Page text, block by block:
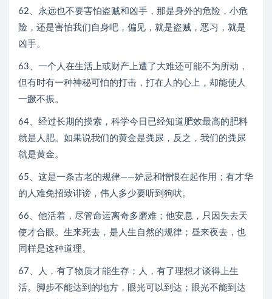
62、永远也不要害怕盗贼和凶手，那是身外的危险，小危
险，还是害怕我们自身吧，偏见，就是盗贼，恶习，就是
凶手。
63、一个人在生活上或财产上遭了大难还可能不为所动，
但有时有一种神秘可怕的打击，打在人的心上，却能使人
一蹶不振。
64、经过长期的摸索，科学今日已经知道肥效最高的肥料
就是人肥。如果说我们的黄金是粪尿，反之，我们的粪尿
就是黄金。
65、这是一条古老的规律——妒忌和憎恨在起作用；有才华
的人难免招致诽谤，伟人多少要听到狗吠。
66、他活着，尽管命运离奇多磨难；他安息，只因失去天
使才合眼。生来死去，是人生自然的规律；昼来夜去，也
同样是这种道理。
67、人，有了物质才能生存；人，有了理想才谈得上生
活。脚步不能达到的地方，眼光可以到达；眼光不能到达